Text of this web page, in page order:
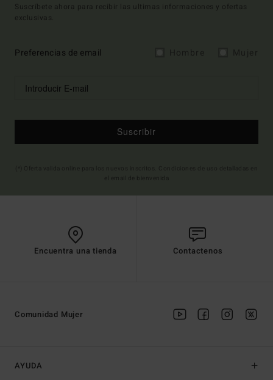
Suscríbete ahora para recibir las ultimas informaciones y ofertas
exclusivas.
Preferencias de email
Suscribir
Encuentra una tienda Contactenos
AYUDA
Comunidad Mujer